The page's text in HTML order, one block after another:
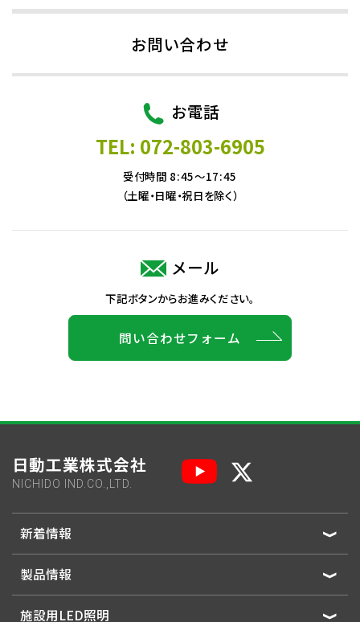
お問い合わせ
お電話
TEL: 072-803-6905
受付時間 8:45～17:45
（土曜・日曜・祝日を除く）
メール
下記ボタンからお進みください。
問い合わせフォーム
日動工業株式会社
NICHIDO IND.CO.,LTD.
新着情報
製品情報
施設用LED照明